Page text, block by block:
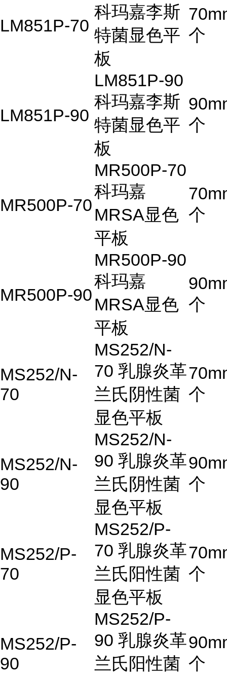
LM851P-70
科玛嘉李斯
特菌显色平
板
个
LM851P-90
LM851P-90
科玛嘉李斯
特菌显色平
板
个
MR500P-70
MR500P-70
科玛嘉
MRSA显色
平板
个
MR500P-90
MR500P-90
科玛嘉
MRSA显色
平板
个
MS252/N-
70
MS252/N-
70 乳腺炎革
兰氏阴性菌
显色平板
个
MS252/N-
90
MS252/N-
90 乳腺炎革
兰氏阴性菌
显色平板
个
MS252/P-
70
MS252/P-
70 乳腺炎革
兰氏阳性菌
显色平板
个
MS252/P-
90
MS252/P-
90 乳腺炎革
兰氏阳性菌 个